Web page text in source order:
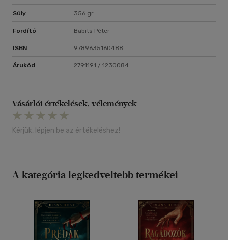
Súly 356 gr
Fordító Babits Péter
ISBN 9789635160488
Árukód 2791191 / 1230084
Vásárlói értékelések, vélemények
Kérjük, lépjen be az értékeléshez!
A kategória legkedveltebb termékei